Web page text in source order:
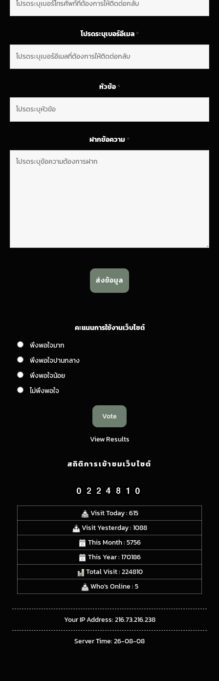
โปรดระบุเบอร์อีเมล*
หัวข้อ*
ฝากข้อความ*
คะแนนการใช้งานเว็บไซต์
พึงพอใจมาก
พึงพอใจปานกลาง
พึงพอใจน้อย
ไม่พึงพอใจ
View Results
สถิติการเข้าชมเว็บไซต์
Visit Today : 615
Visit Yesterday : 1088
This Month : 5756
This Year : 170186
Total Visit : 224810
Who's Online : 5
Your IP Address: 216.73.216.238
Server Time: 26-08-08